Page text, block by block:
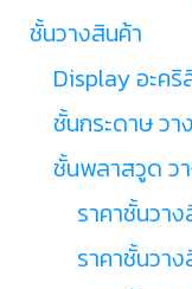
ชั้นวางสินค้า
Display อะคริ
ชั้นกระดาษ วา
ชั้นพลาสวูด ว
ราคาชั้นวา
ราคาชั้นวา